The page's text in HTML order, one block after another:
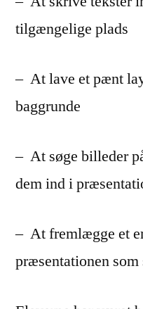
tilgængelige plads
– At lave et pænt
baggrunde
– At søge billeder
dem ind i
– At fremlægge et
præsentationen som